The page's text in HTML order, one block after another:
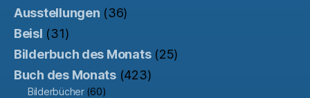
Ausstellungen (36)
Beisl (31)
Bilderbuch des Monats(25)
Buch des Monats(423)
Bilderbücher(60)